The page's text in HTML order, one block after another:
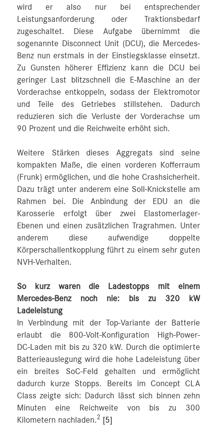
wird er also nur bei entsprechender
Leistungsanforderung oder Traktionsbedarf
zugeschaltet. Diese Aufgabe übernimmt die
sogenannte Disconnect Unit (DCU), die Mercedes-
Benz nun erstmals in der Einstiegsklasse einsetzt.
Zu Gunsten höherer Effizienz kann die DCU bei
geringer Last blitzschnell die E-Maschine an der
Vorderachse entkoppeln, sodass der Elektromotor
und Teile des Getriebes stillstehen. Dadurch
reduzieren sich die Verluste der Vorderachse um
90 Prozent und die Reichweite erhöht sich.
Weitere Stärken dieses Aggregats sind seine
kompakten Maße, die einen vorderen Kofferraum
(Frunk) ermöglichen, und die hohe Crashsicherheit.
Dazu trägt unter anderem eine Soll-Knickstelle am
Rahmen bei. Die Anbindung der EDU an die
Karosserie erfolgt über zwei Elastomerlager-
Ebenen und einen zusätzlichen Tragrahmen. Unter
anderem diese aufwendige doppelte
Körperschallentkopplung führt zu einem sehr guten
NVH-Verhalten.
So kurz waren die Ladestopps mit einem
Mercedes-Benz noch nie: bis zu 320 kW
Ladeleistung
In Verbindung mit der Top-Variante der Batterie
erlaubt die 800-Volt-Konfiguration High-Power-
DC‑Laden mit bis zu 320 kW. Durch die optimierte
Batterieauslegung wird die hohe Ladeleistung über
ein breites SoC-Feld gehalten und ermöglicht
dadurch kurze Stopps. Bereits im Concept CLA
Class zeigte sich: Dadurch lässt sich binnen zehn
Minuten eine Reichweite von bis zu 300
Kilometern nachladen.2 [5]